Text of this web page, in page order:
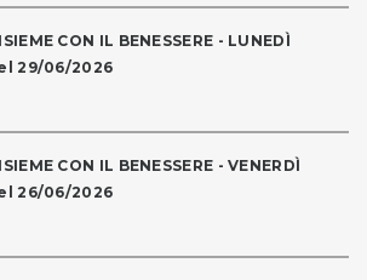
CON IL BENESSERE - LUNEDÌ
29/06/2026
CON IL BENESSERE - VENERDÌ
26/06/2026